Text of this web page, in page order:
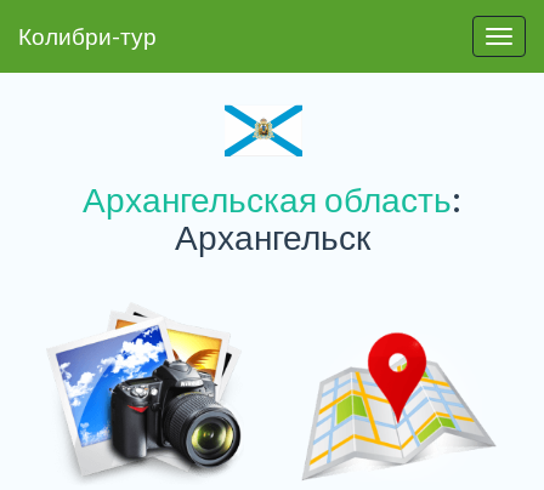
Колибри-тур
Архангельская область:
Архангельск